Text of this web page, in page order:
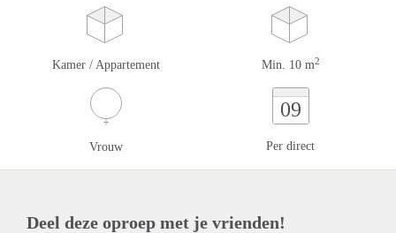
Kamer / Appartement Min. 10 m2
Vrouw
09
Per direct
Deel deze oproep met je vrienden!